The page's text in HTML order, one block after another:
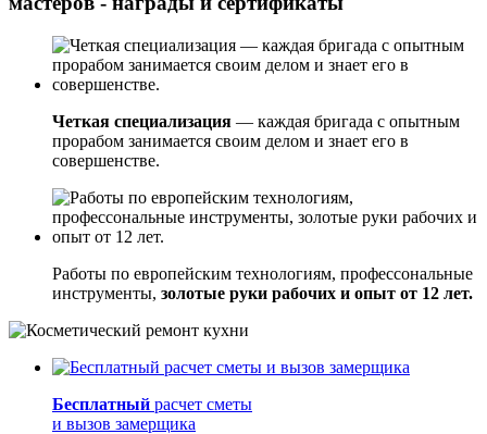
Четкая специализация — каждая бригада с опытным
прорабом занимается своим делом и знает его в
совершенстве.
Работы по европейским технологиям, профессональные
инструменты, золотые руки рабочих и опыт от 12 лет.
Бесплатный расчет сметы
и вызов замерщика